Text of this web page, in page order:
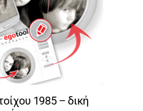
1985 – δική